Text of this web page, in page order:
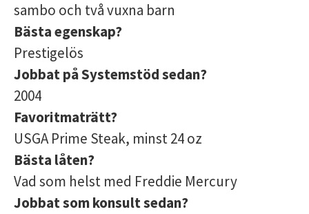
sambo och två vuxna barn
Bästa egenskap?
Prestigelös
Jobbat på Systemstöd sedan?
2004
Favoritmaträtt?
USGA Prime Steak, minst 24 oz
Bästa låten?
Vad som helst med Freddie Mercury
Jobbat som konsult sedan?